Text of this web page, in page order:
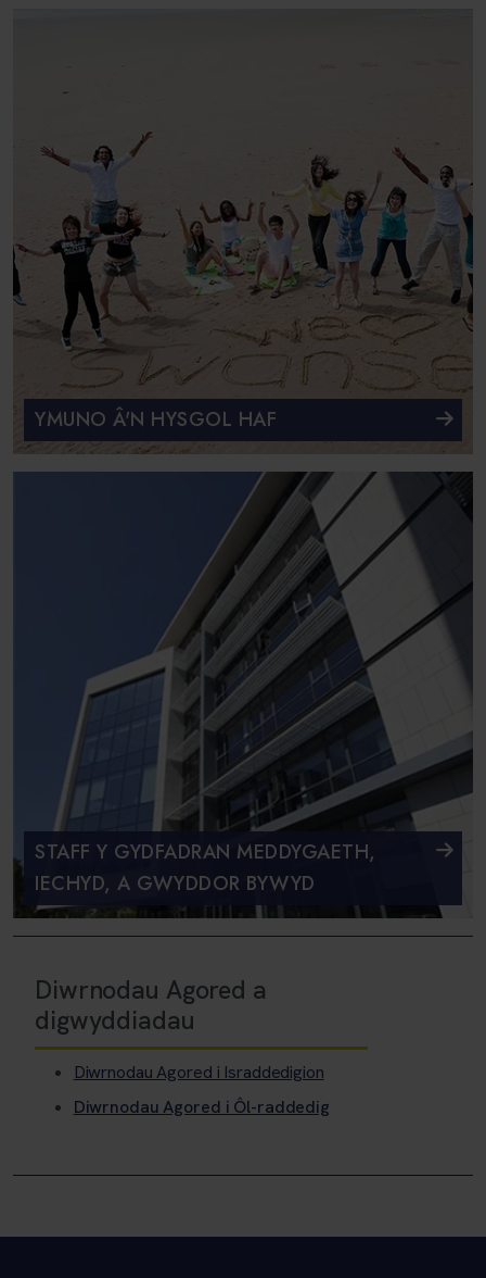
YMUNO Â'N HYSGOL HAF
STAFF Y GYDFADRAN MEDDYGAETH,
IECHYD, A GWYDDOR BYWYD
Diwrnodau Agored a
digwyddiadau
Diwrnodau Agored i Israddedigion
Diwrnodau Agored i Ôl-raddedig